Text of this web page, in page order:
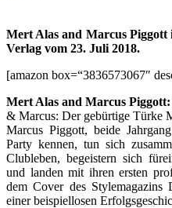
Mert Alas and Marcus Piggott
Verlag vom 23. Juli 2018.
[amazon box=“3836573067″
Mert Alas and Marcus Piggott:
& Marcus: Der gebürtige Türke
Marcus Piggott, beide
Party kennen, tun sich
Clubleben, begeistern sich
und landen mit ihren ersten
dem Cover des
einer beispiellosen